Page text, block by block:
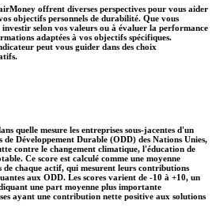
offrent diverses perspectives pour vous aider
objectifs personnels de durabilité. Que vous
selon vos valeurs ou à évaluer la performance
adaptées à vos objectifs spécifiques.
peut vous guider dans des choix
quelle mesure les entreprises sous-jacentes d'un
de Développement Durable (ODD) des Nations Unies,
contre le changement climatique, l'éducation de
Ce score est calculé comme une moyenne
de chaque actif, qui mesurent leurs contributions
aux ODD. Les scores varient de -10 à +10, un
une part moyenne plus importante
ayant une contribution nette positive aux solutions